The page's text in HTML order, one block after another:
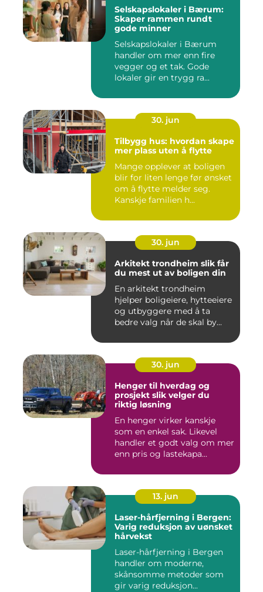
Selskapslokaler i Bærum:
Skaper rammen rundt
gode minner
Selskapslokaler i Bærum
handler om mer enn fire
vegger og et tak. Gode
lokaler gir en trygg ra...
30. jun
Tilbygg hus: hvordan skape
mer plass uten å flytte
Mange opplever at boligen
blir for liten lenge før ønsket
om å flytte melder seg.
Kanskje familien h...
30. jun
Arkitekt trondheim slik får
du mest ut av boligen din
En arkitekt trondheim
hjelper boligeiere, hytteeiere
og utbyggere med å ta
bedre valg når de skal by...
30. jun
Henger til hverdag og
prosjekt slik velger du
riktig løsning
En henger virker kanskje
som en enkel sak. Likevel
handler et godt valg om mer
enn pris og lastekapa...
13. jun
Laser-hårfjerning i Bergen:
Varig reduksjon av uønsket
hårvekst
Laser-hårfjerning i Bergen
handler om moderne,
skånsomme metoder som
gir varig reduksjon...